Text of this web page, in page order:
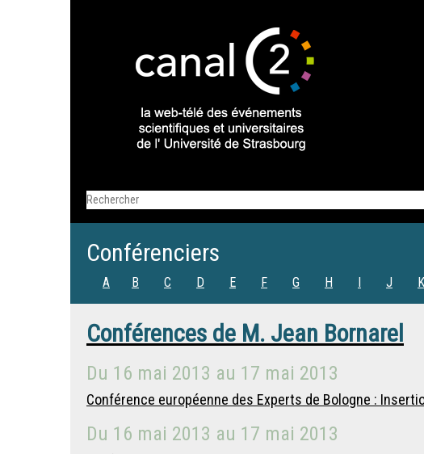
Conférenciers
A B C D E F G H I J K
Conférences de M. Jean Bornarel
Du 16 mai 2013 au 17 mai 2013
Conférence européenne des Experts de Bologne :
Du 16 mai 2013 au 17 mai 2013